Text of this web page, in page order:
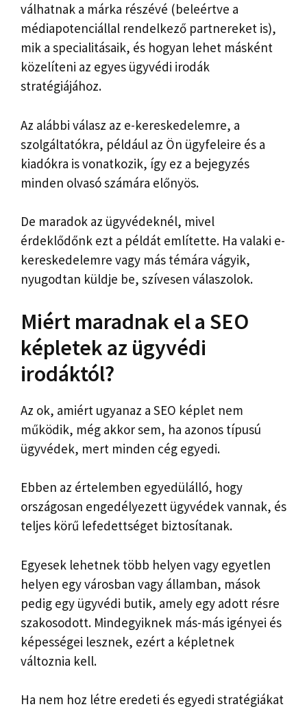
válhatnak a márka részévé (beleértve a
médiapotenciállal rendelkező partnereket is),
mik a specialitásaik, és hogyan lehet másként
közelíteni az egyes ügyvédi irodák
stratégiájához.
Az alábbi válasz az e-kereskedelemre, a
szolgáltatókra, például az Ön ügyfeleire és a
kiadókra is vonatkozik, így ez a bejegyzés
minden olvasó számára előnyös.
De maradok az ügyvédeknél, mivel
érdeklődőnk ezt a példát említette. Ha valaki e-
kereskedelemre vagy más témára vágyik,
nyugodtan küldje be, szívesen válaszolok.
Miért maradnak el a SEO
képletek az ügyvédi
irodáktól?
Az ok, amiért ugyanaz a SEO képlet nem
működik, még akkor sem, ha azonos típusú
ügyvédek, mert minden cég egyedi.
Ebben az értelemben egyedülálló, hogy
országosan engedélyezett ügyvédek vannak, és
teljes körű lefedettséget biztosítanak.
Egyesek lehetnek több helyen vagy egyetlen
helyen egy városban vagy államban, mások
pedig egy ügyvédi butik, amely egy adott résre
szakosodott. Mindegyiknek más-más igényei és
képességei lesznek, ezért a képletnek
változnia kell.
Ha nem hoz létre eredeti és egyedi stratégiákat